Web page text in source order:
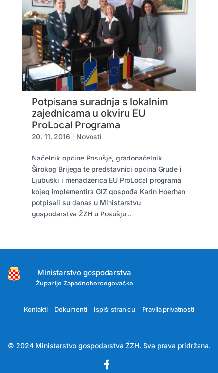
Potpisana suradnja s lokalnim
zajednicama u okviru EU
ProLocal Programa
20. 11. 2016 Novosti
Načelnik općine Posušje, gradonačelnik
Širokog Brijega te predstavnici općina Grude i
Ljubuški i menadžerica EU ProLocal programa
kojeg implementira GIZ gospođa Karin Hoerhan
potpisali su danas u Ministarstvu
gospodarstva ŽZH u Posušju...
Ministarstvo gospodarstva
Županije Zapadnohercegovačke
Kontakti Dokumenti Ispiši stranicu Pravila privatnosti
© 2024 Ministarstvo gospodarstva ŽZH. Sva prava pridržana.